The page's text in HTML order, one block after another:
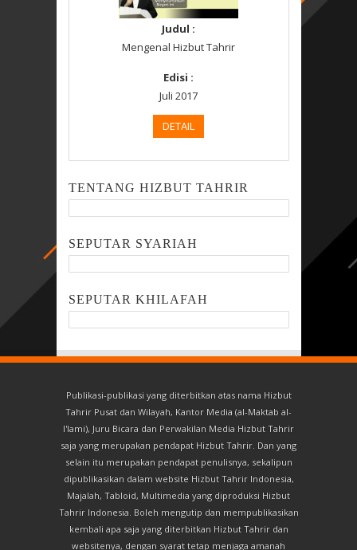
Judul :
Mengenal Hizbut Tahrir
Edisi :
Juli 2017
DETAIL
TENTANG HIZBUT TAHRIR
SEPUTAR SYARIAH
SEPUTAR KHILAFAH
Publikasi-publikasi yang diterbitkan atas nama Hizbut
Tahrir Pusat dan Wilayah, Kantor Media (al-Maktab al-
I'lami), Juru Bicara dan Perwakilan Media Hizbut Tahrir
saja yang merupakan pendapat Hizbut Tahrir. Dan yang
selain itu merupakan pendapat penulisnya, sekalipun
dipublikasikan dalam website Hizbut Tahrir Indonesia,
Majalah, Tabloid, Multimedia yang diproduksi Hizbut
Tahrir Indonesia. Boleh mengutip dan mempublikasikan
kembali apa saja yang diterbitkan Hizbut Tahrir dan
websitenya, dengan syarat tetap menjaga amanah